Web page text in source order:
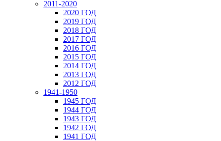
2011-2020
2020 ГОД
2019 ГОД
2018 ГОД
2017 ГОД
2016 ГОД
2015 ГОД
2014 ГОД
2013 ГОД
2012 ГОД
1941-1950
1945 ГОД
1944 ГОД
1943 ГОД
1942 ГОД
1941 ГОД